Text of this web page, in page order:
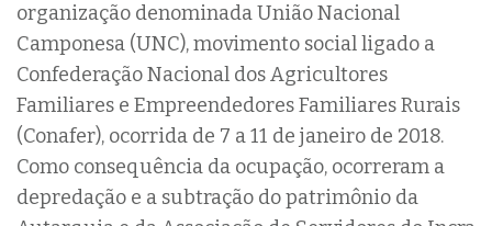
organização denominada União Nacional
Camponesa (UNC), movimento social ligado a
Confederação Nacional dos Agricultores
Familiares e Empreendedores Familiares Rurais
(Conafer), ocorrida de 7 a 11 de janeiro de 2018.
Como consequência da ocupação, ocorreram a
depredação e a subtração do patrimônio da